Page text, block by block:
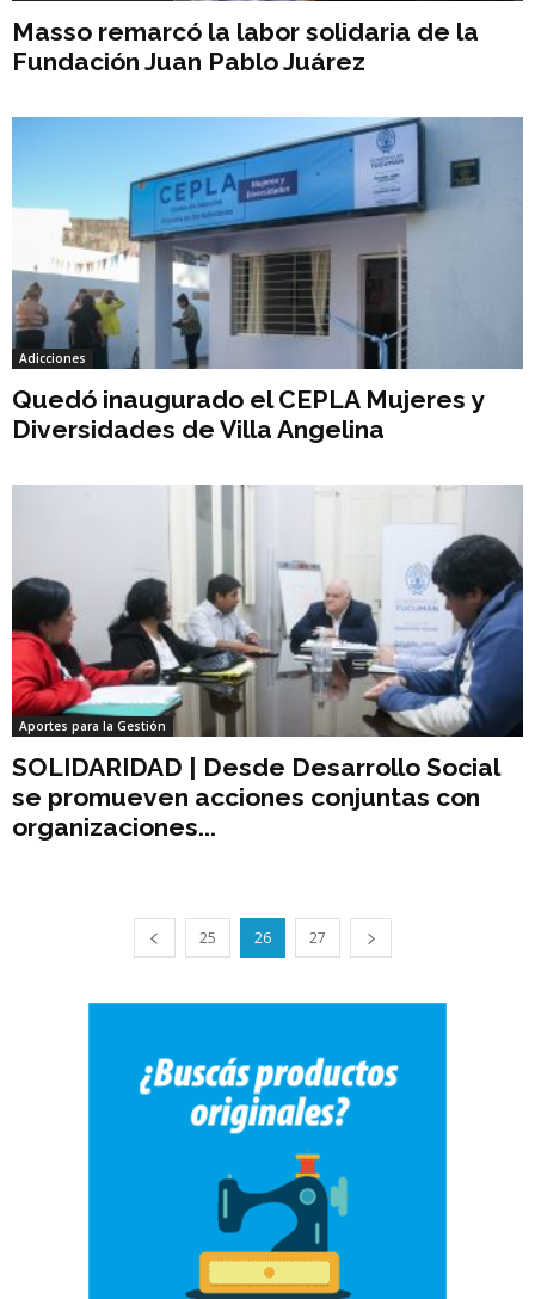
Masso remarcó la labor solidaria de la
Fundación Juan Pablo Juárez
Adicciones
Quedó inaugurado el CEPLA Mujeres y
Diversidades de Villa Angelina
Aportes para la Gestión
SOLIDARIDAD | Desde Desarrollo Social
se promueven acciones conjuntas con
organizaciones...
25 26 27